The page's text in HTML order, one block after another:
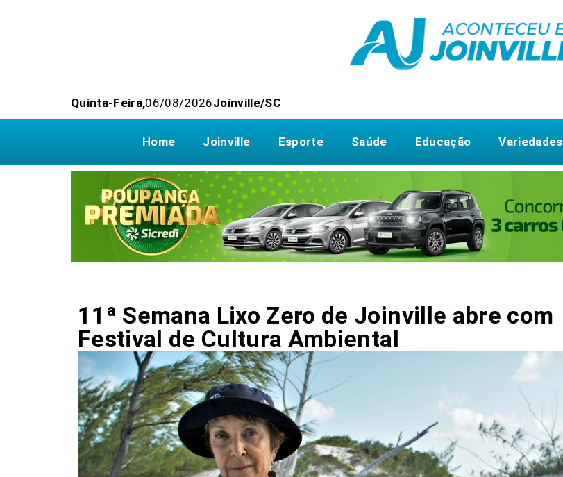
Quinta-Feira,06/08/2026Joinville/SC
Home Joinville Esporte Saúde Educação Variedades
11ª Semana Lixo Zero de Joinville abre com
Festival de Cultura Ambiental